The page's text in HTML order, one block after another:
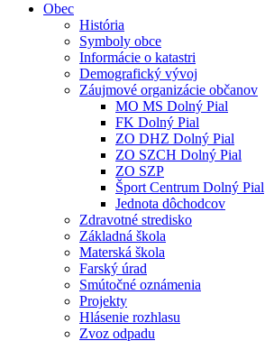
Obec
História
Symboly obce
Informácie o katastri
Demografický vývoj
Záujmové organizácie občanov
MO MS Dolný Pial
FK Dolný Pial
ZO DHZ Dolný Pial
ZO SZCH Dolný Pial
ZO SZP
Šport Centrum Dolný Pial
Jednota dôchodcov
Zdravotné stredisko
Základná škola
Materská škola
Farský úrad
Smútočné oznámenia
Projekty
Hlásenie rozhlasu
Zvoz odpadu